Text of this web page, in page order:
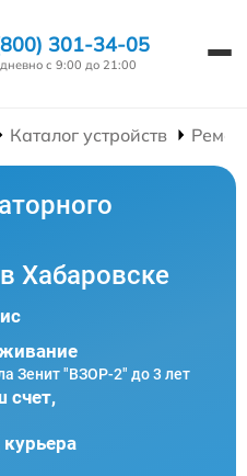
301-34-05
с 9:00 до 21:00
Каталог устройств
Хабаровске
Зенит "ВЗОР-2" до 3 лет
счет,